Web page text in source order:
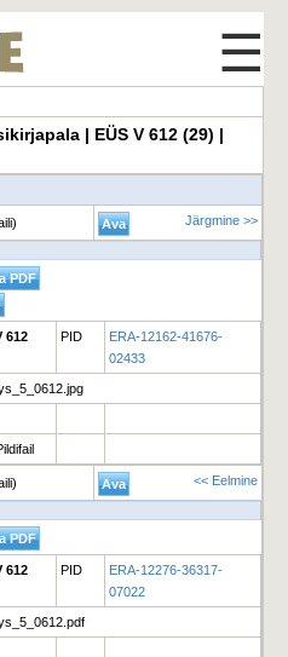
☰
| EÜS V 612 (29) |
Järgmine >>
612 PID
ERA-12162-41676-
02433
<< Eelmine
612 PID
ERA-12276-36317-
07022